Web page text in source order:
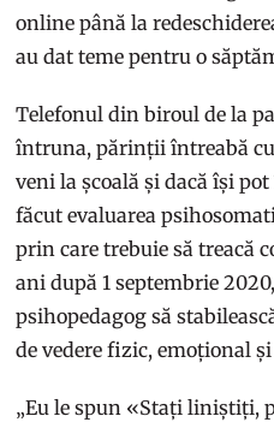
online până la
au dat teme pentru o
Telefonul din biroul de la
întruna, părinții întreabă
veni la școală și dacă își
făcut evaluarea
prin care trebuie să treacă
ani după 1 septembrie
psihopedagog să
de vedere fizic, emoțional
„Eu le spun «Stați liniștiți,